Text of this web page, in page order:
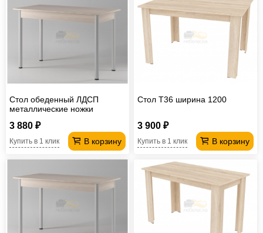
Стол обеденный ЛДСП
металлические ножки
3 880 ₽
В корзину
Купить в 1 клик
Стол T36 ширина 1200
3 900 ₽
В корзину
Купить в 1 клик